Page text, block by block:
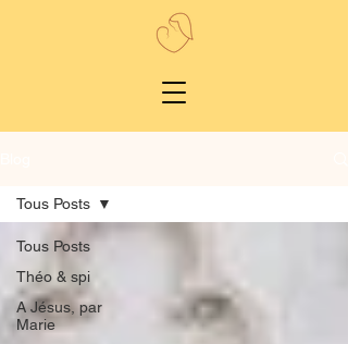
Tous Posts
Théo & spi
A Jésus, par
Marie
Tous Posts